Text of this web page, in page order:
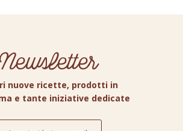
Newsletter
nuove ricette, prodotti in
e tante iniziative dedicate